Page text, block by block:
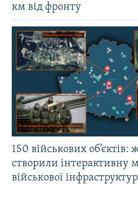
км від фронту
150 військових об’єктів:
створили інтерактивну
військової